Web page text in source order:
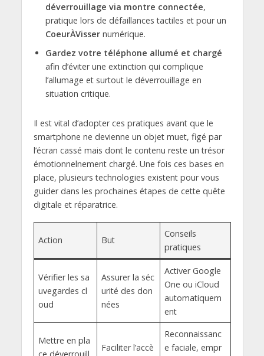
déverrouillage via montre connectée,
pratique lors de défaillances tactiles et pour un
CoeurÀVissernumérique.
Gardez votre téléphone allumé et chargé
afin d’éviter une extinction qui complique
l’allumage et surtout le déverrouillage en
situation critique.
Il est vital d’adopter ces pratiques avant que le
smartphone ne devienne un objet muet, figé par
l’écran cassé mais dont le contenu reste un trésor
émotionnelnement chargé. Une fois ces bases en
place, plusieurs technologies existent pour vous
guider dans les prochaines étapes de cette quête
digitale et réparatrice.
Action But
Conseils
pratiques
Vérifier les sa
uvegardes cl
oud
Assurer la séc
urité des don
nées
Activer Google
One ou iCloud
automatiquem
ent
Mettre en pla
Faciliter l’accè
Reconnaissanc
e faciale, empr